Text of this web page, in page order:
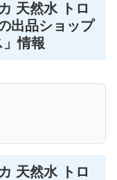
天然水 トロ
出品ショップ
」情報
天然水 トロ